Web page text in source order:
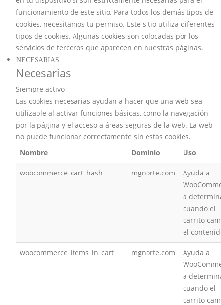
funcionamiento de este sitio. Para todos los demás tipos de
cookies, necesitamos tu permiso. Este sitio utiliza diferentes
tipos de cookies. Algunas cookies son colocadas por los
servicios de terceros que aparecen en nuestras páginas.
NECESARIAS
Necesarias
Siempre activo
Las cookies necesarias ayudan a hacer que una web sea
utilizable al activar funciones básicas, como la navegación
por la página y el acceso a áreas seguras de la web. La web
no puede funcionar correctamente sin estas cookies.
Nombre
Dominio Uso
woocommerce_cart_hash mgnorte.com
Ayuda a
a
cuando el
carrito
el
woocommerce_items_in_cart mgnorte.com
Ayuda a
a
cuando el
carrito